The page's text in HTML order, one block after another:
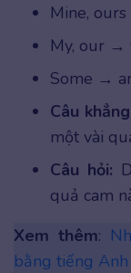
Mine,
My, our →
Some →
Câu
một vài
Câu hỏi:
quả cam
Xem thêm:
bằng tiếng